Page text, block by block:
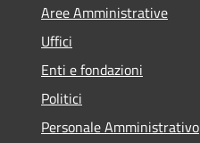
Aree Amministrative
Uffici
Enti e fondazioni
Politici
Personale Amministrativo